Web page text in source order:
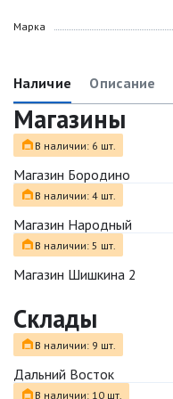
Марка
Наличие Описание
Магазины
В наличии: 6 шт.
Магазин Бородино
В наличии: 4 шт.
Магазин Народный
В наличии: 5 шт.
Магазин Шишкина 2
Склады
В наличии: 9 шт.
Дальний Восток
В наличии: 10 шт.